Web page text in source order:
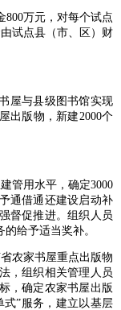
万元，对每个试点
试点县（市、区）财
屋与县级图书馆实现
出版物，新建2000个
管用水平，确定3000
通借通还建设启动补
督促推进。组织人员
给予适当奖补。
农家书屋重点出版物
，组织相关管理人员
，确定农家书屋出版
”服务，建立以基层